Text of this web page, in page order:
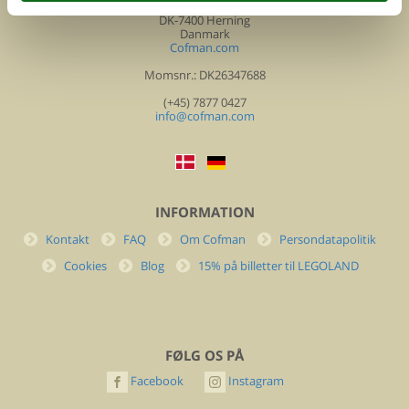
Nygade 8b. 2. th
DK-7400 Herning
Danmark
Cofman.com
Momsnr.: DK26347688
(+45) 7877 0427
info@cofman.com
INFORMATION
Kontakt FAQ Om Cofman
Persondatapolitik
Cookies
Blog 15% på billetter til LEGOLAND
FØLG OS PÅ
Facebook Instagram